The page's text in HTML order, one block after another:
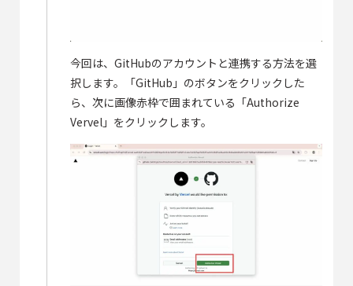
今回は、GitHubのアカウントと連携する方法を選
択します。「GitHub」のボタンをクリックした
ら、次に画像赤枠で囲まれている「Authorize
Vervel」をクリックします。